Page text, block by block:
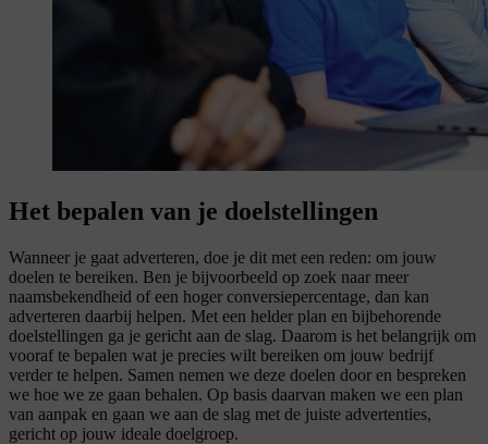
Het bepalen van je doelstellingen
Wanneer je gaat adverteren, doe je dit met een reden: om jouw
doelen te bereiken. Ben je bijvoorbeeld op zoek naar meer
naamsbekendheid of een hoger conversiepercentage, dan kan
adverteren daarbij helpen. Met een helder plan en bijbehorende
doelstellingen ga je gericht aan de slag. Daarom is het belangrijk om
vooraf te bepalen wat je precies wilt bereiken om jouw bedrijf
verder te helpen. Samen nemen we deze doelen door en bespreken
we hoe we ze gaan behalen. Op basis daarvan maken we een plan
van aanpak en gaan we aan de slag met de juiste advertenties,
gericht op jouw ideale doelgroep.